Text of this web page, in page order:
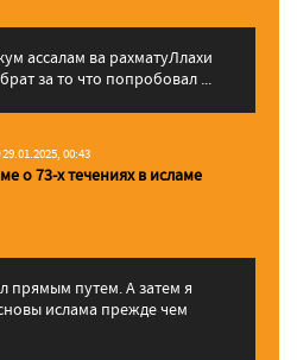
за то что попробовал ...
29.01.2025, 00:43
о 73-х течениях в исламе
прямым путем. А затем я
ислама прежде чем